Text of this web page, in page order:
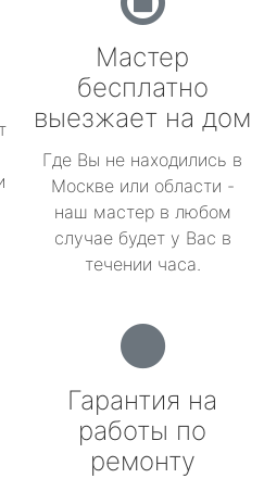
Мастер
бесплатно
выезжает на дом
Где Вы не находились в
Москве или области -
наш мастер в любом
случае будет у Вас в
течении часа.
Гарантия на
работы по
ремонту